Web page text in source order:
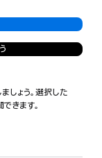
しょう。選択した
きます。